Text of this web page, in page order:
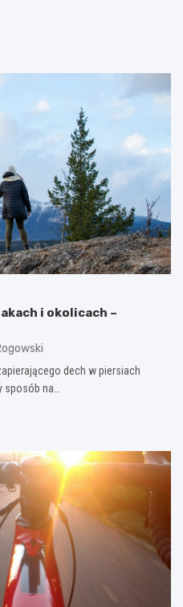
i okolicach –
dech w piersiach
sposób na…